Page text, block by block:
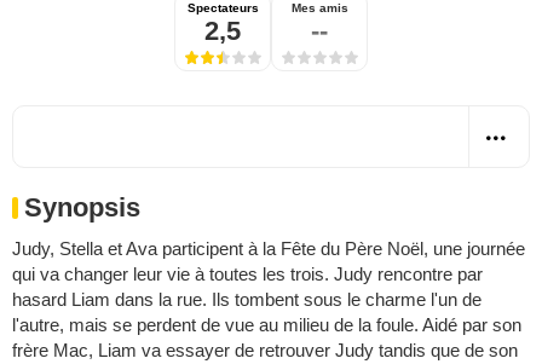
Spectateurs
2,5
Mes amis
--
Synopsis
Judy, Stella et Ava participent à la Fête du Père Noël, une journée
qui va changer leur vie à toutes les trois. Judy rencontre par
hasard Liam dans la rue. Ils tombent sous le charme l'un de
l'autre, mais se perdent de vue au milieu de la foule. Aidé par son
frère Mac, Liam va essayer de retrouver Judy tandis que de son